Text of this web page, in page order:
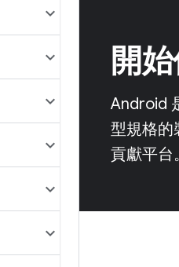
開
Android
型規格的
貢獻平台。